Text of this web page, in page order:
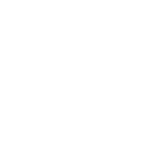
Busto: 75 cm / 30 in, Caderas: 109 cm / 43 in,